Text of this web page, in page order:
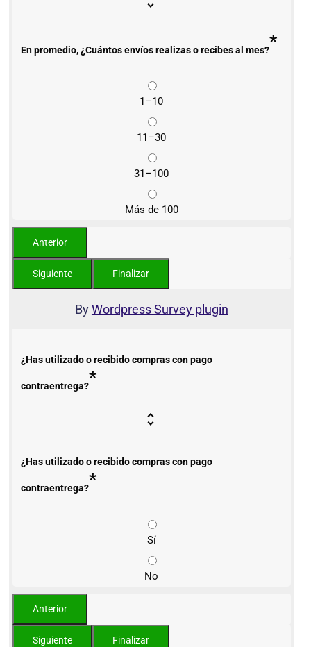
En promedio, ¿Cuántos envíos realizas o recibes al mes?*
1–10
11–30
31–100
Más de 100
ByWordpress Survey plugin
¿Has utilizado o recibido compras con pago
contraentrega?*
¿Has utilizado o recibido compras con pago
contraentrega?*
Sí
No